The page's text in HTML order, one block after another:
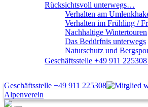
Rücksichtsvoll unterwegs…
Verhalten am
Verhalten im Frühling /
Nachhaltige Wintertouren
Das Bedürfnis unterwegs
Naturschutz und
Geschäftsstelle +49 911 225308
Geschäftsstelle +49 911 225308
Alpenverein